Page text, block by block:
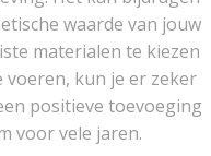
waarde van jouw
materialen te kiezen
kun je er zeker
positieve toevoeging
voor vele jaren.